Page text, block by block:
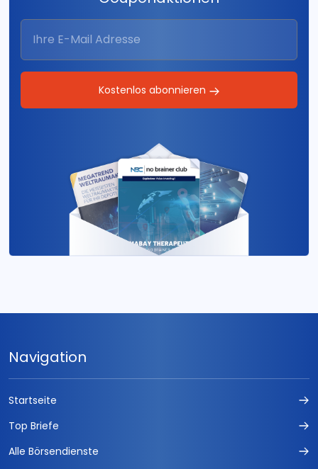
Kostenlos abonnieren
Navigation
Startseite
Top Briefe
Alle Börsendienste